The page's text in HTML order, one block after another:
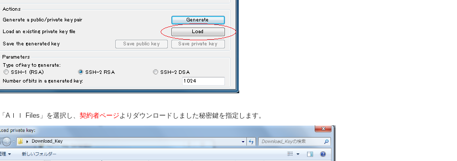
Aｌｌ Files」を選択し、 契約者ページよりダウンロードしました秘密鍵を指定します。